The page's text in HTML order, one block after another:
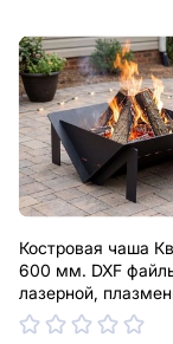
Костровая чаша
600 мм. DXF
лазерной,